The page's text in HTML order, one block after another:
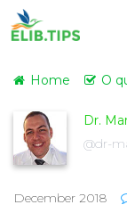
Home O
Dr.
@dr-
December 2018